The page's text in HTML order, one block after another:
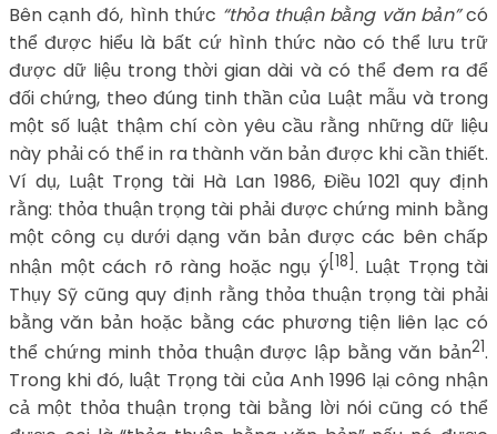
Bên cạnh đó, hình thức “thỏa thuận bằng văn bản”có
thể được hiểu là bất cứ hình thức nào có thể lưu trữ
được dữ liệu trong thời gian dài và có thể đem ra để
đối chứng, theo đúng tinh thần của Luật mẫu và trong
một số luật thậm chí còn yêu cầu rằng những dữ liệu
này phải có thể in ra thành văn bản được khi cần thiết.
Ví dụ, Luật Trọng tài Hà Lan 1986, Điều 1021 quy định
rằng: thỏa thuận trọng tài phải được chứng minh bằng
một công cụ dưới dạng văn bản được các bên chấp
nhận một cách rõ ràng hoặc ngụ ý[18] . Luật Trọng tài
Thụy Sỹ cũng quy định rằng thỏa thuận trọng tài phải
bằng văn bản hoặc bằng các phương tiện liên lạc có
thể chứng minh thỏa thuận được lập bằng văn bản21.
Trong khi đó, luật Trọng tài của Anh 1996 lại công nhận
cả một thỏa thuận trọng tài bằng lời nói cũng có thể